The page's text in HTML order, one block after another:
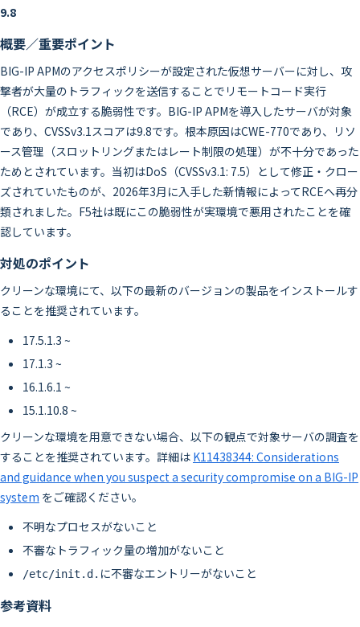
9.8
概要／重要ポイント
BIG-IP APMのアクセスポリシーが設定された仮想サーバーに対し、攻
撃者が大量のトラフィックを送信することでリモートコード実行
（RCE）が成立する脆弱性です。BIG-IP APMを導入したサーバが対象
であり、CVSSv3.1スコアは9.8です。根本原因はCWE-770であり、リソ
ース管理（スロットリングまたはレート制限の処理）が不十分であった
ためとされています。当初はDoS（CVSSv3.1: 7.5）として修正・クロー
ズされていたものが、2026年3月に入手した新情報によってRCEへ再分
類されました。F5社は既にこの脆弱性が実環境で悪用されたことを確
認しています。
対処のポイント
クリーンな環境にて、以下の最新のバージョンの製品をインストールす
ることを推奨されています。
17.5.1.3 ~
17.1.3 ~
16.1.6.1 ~
15.1.10.8 ~
クリーンな環境を用意できない場合、以下の観点で対象サーバの調査を
することを推奨されています。詳細は K11438344: Considerations
and guidance when you suspect a security compromise on a BIG-IP
system をご確認ください。
不明なプロセスがないこと
不審なトラフィック量の増加がないこと
/etc/init.d. に不審なエントリーがないこと
参考資料